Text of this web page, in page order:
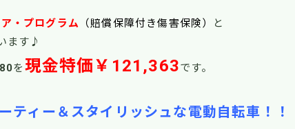
・プログラム （賠償保障付き傷害保険）
と
ます♪
を 現金特価￥121,363です。
ティー＆スタイリッシュな電動自転車！！